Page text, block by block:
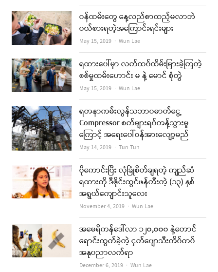
ဝန်ထမ်းတွေ နေ့လည်စာထည့်မလာဘဲ
ဝယ်စားရတဲ့အကြောင်းရင်းများ
May 15, 2019 Author
Wun Lae
ရထားပေါ်မှာ လက်ထပ်ထိမ်းမြားခဲ့ကြတဲ့
စစ်မှုထမ်းဟောင်း မ နဲ့ မောင် စုံတွဲ
May 15, 2019 Author
Wun Lae
ရတနာကမ်းလွန်သဘာဝဓာတ်ငွေ့
Compressor စက်များရပ်တန့်သွားမှု
ကြောင့် အရေးပေါ်ဝန်အားလျော့မည်
May 14, 2019 Author
Tun Tun
ပိုကောင်းပြီး လုံခြုံစိတ်ချရတဲ့ ကျည်ဆံ
ရထားကို ဒီဇိုင်းထွင်ဖန်တီးတဲ့ (၁၃) နှစ်
အရွယ်ကျောင်းသူလေး
November 4, 2019 Author
Wun Lae
အမေရိကန်ဒေါ်လာ ၁၂၀,၀၀၀ နဲ့တောင်
ရောင်းထွက်ခဲ့တဲ့ ငှက်ပျောသီးတိပ်ကပ်
အနုပညာလက်ရာ
December 6, 2019 Author
Wun Lae